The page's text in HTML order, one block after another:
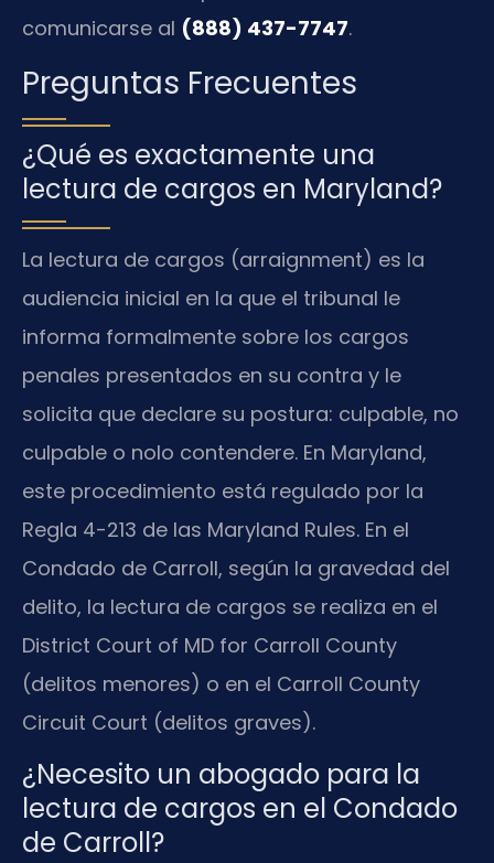
comunicarse al (888) 437-7747.
Preguntas Frecuentes
¿Qué es exactamente una
lectura de cargos en Maryland?
La lectura de cargos (arraignment) es la
audiencia inicial en la que el tribunal le
informa formalmente sobre los cargos
penales presentados en su contra y le
solicita que declare su postura: culpable, no
culpable o nolo contendere. En Maryland,
este procedimiento está regulado por la
Regla 4-213 de las Maryland Rules. En el
Condado de Carroll, según la gravedad del
delito, la lectura de cargos se realiza en el
District Court of MD for Carroll County
(delitos menores) o en el Carroll County
Circuit Court (delitos graves).
¿Necesito un abogado para la
lectura de cargos en el Condado
de Carroll?